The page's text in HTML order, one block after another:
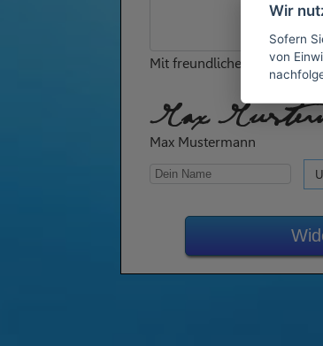
Mit freundlichen Grüßen
Max
Max Mustermann
Wir
Sofern
von